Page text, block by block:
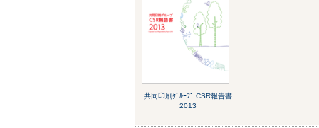
共同印刷ｸﾞﾙｰﾌﾟ CSR報告書
2013